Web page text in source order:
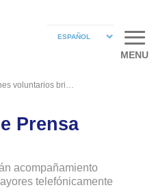
MENU
brindarán acompañamiento socioemocional
Prensa
acompañamiento
telefónicamente